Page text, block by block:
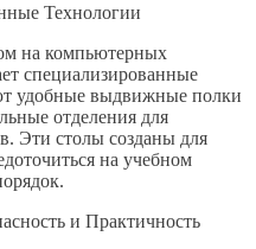
Технологии
на компьютерных
специализированные
удобные выдвижные полки
отделения для
Эти столы созданы для
на учебном
и Практичность